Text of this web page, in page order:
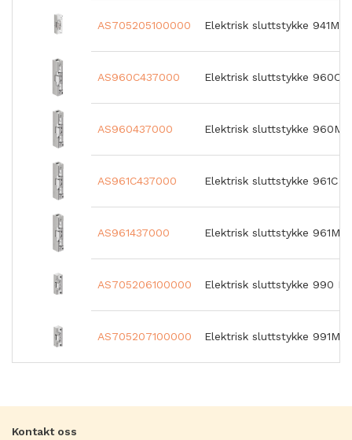
AS705205100000 Elektrisk sluttstykke 941M
AS960C437000 Elektrisk sluttstykke 960C
AS960437000 Elektrisk sluttstykke 960M
AS961C437000 Elektrisk sluttstykke 961C
AS961437000 Elektrisk sluttstykke 961M
AS705206100000 Elektrisk sluttstykke 990
AS705207100000 Elektrisk sluttstykke 991M
Kontakt oss